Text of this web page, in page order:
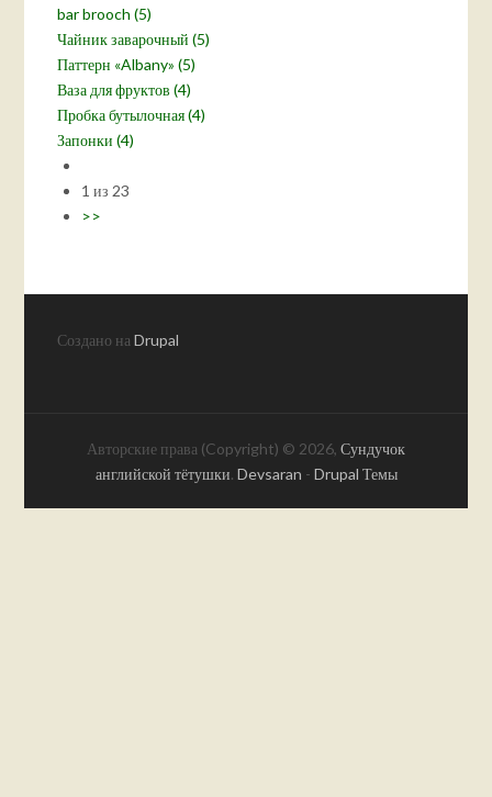
bar brooch (5)
Чайник заварочный (5)
Паттерн «Albany» (5)
Ваза для фруктов (4)
Пробка бутылочная (4)
Запонки (4)
1 из 23
>>
Создано наDrupal
Авторские права (Copyright) © 2026, Сундучок
английской тётушки. Devsaran - Drupal Темы